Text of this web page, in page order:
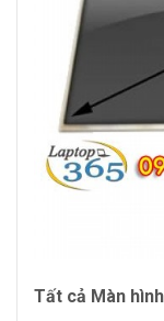
Tất cả Màn